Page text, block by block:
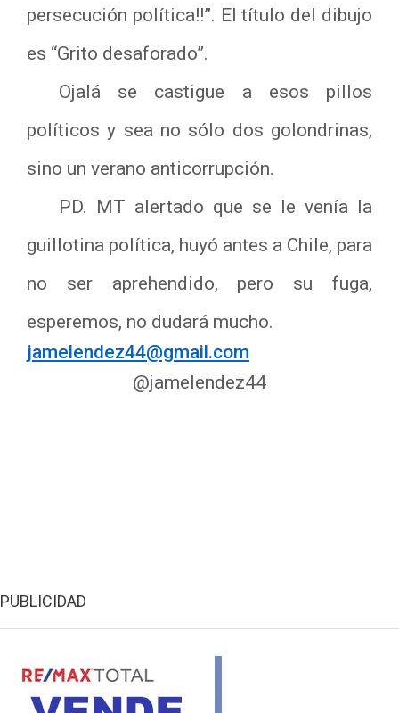
persecución política!!”. El título del dibujo
es “Grito desaforado”.
Ojalá se castigue a esos pillos
políticos y sea no sólo dos golondrinas,
sino un verano anticorrupción.
PD. MT alertado que se le venía la
guillotina política, huyó antes a Chile, para
no ser aprehendido, pero su fuga,
esperemos, no dudará mucho.
jamelendez44@gmail.com
@jamelendez44
PUBLICIDAD